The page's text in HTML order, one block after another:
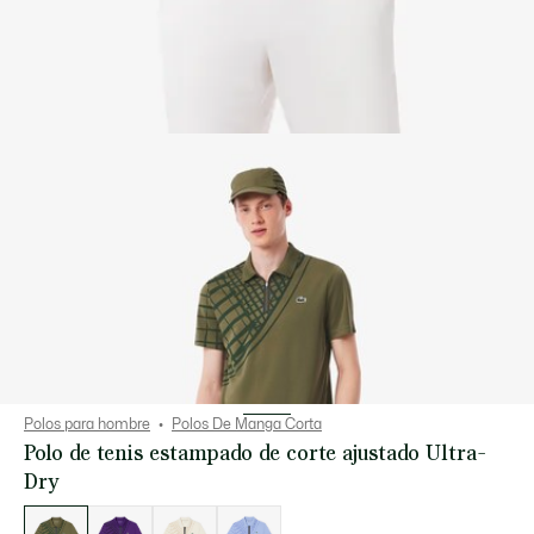
Polos para hombre Polos De Manga Corta
Polo de tenis estampado de corte ajustado Ultra-
Dry